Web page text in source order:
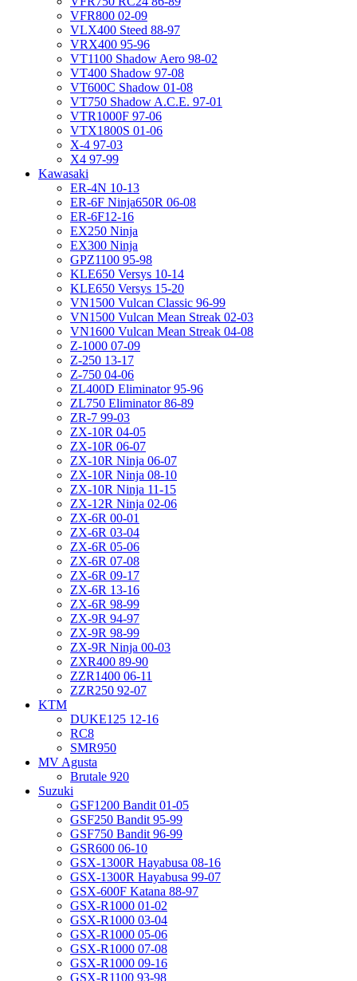
VFR800 02-09
VLX400 Steed 88-97
VRX400 95-96
VT1100 Shadow Aero 98-02
VT400 Shadow 97-08
VT600C Shadow 01-08
VT750 Shadow A.C.E. 97-01
VTR1000F 97-06
VTX1800S 01-06
X-4 97-03
X4 97-99
Kawasaki
ER-4N 10-13
ER-6F Ninja650R 06-08
ER-6F12-16
EX250 Ninja
EX300 Ninja
GPZ1100 95-98
KLE650 Versys 10-14
KLE650 Versys 15-20
VN1500 Vulcan Classic 96-99
VN1500 Vulcan Mean Streak 02-03
VN1600 Vulcan Mean Streak 04-08
Z-1000 07-09
Z-250 13-17
Z-750 04-06
ZL400D Eliminator 95-96
ZL750 Eliminator 86-89
ZR-7 99-03
ZX-10R 04-05
ZX-10R 06-07
ZX-10R Ninja 06-07
ZX-10R Ninja 08-10
ZX-10R Ninja 11-15
ZX-12R Ninja 02-06
ZX-6R 00-01
ZX-6R 03-04
ZX-6R 05-06
ZX-6R 07-08
ZX-6R 09-17
ZX-6R 13-16
ZX-6R 98-99
ZX-9R 94-97
ZX-9R 98-99
ZX-9R Ninja 00-03
ZXR400 89-90
ZZR1400 06-11
ZZR250 92-07
KTM
DUKE125 12-16
RC8
SMR950
MV Agusta
Brutale 920
Suzuki
GSF1200 Bandit 01-05
GSF250 Bandit 95-99
GSF750 Bandit 96-99
GSR600 06-10
GSX-1300R Hayabusa 08-16
GSX-1300R Hayabusa 99-07
GSX-600F Katana 88-97
GSX-R1000 01-02
GSX-R1000 03-04
GSX-R1000 05-06
GSX-R1000 07-08
GSX-R1000 09-16
GSX-R1100 93-98